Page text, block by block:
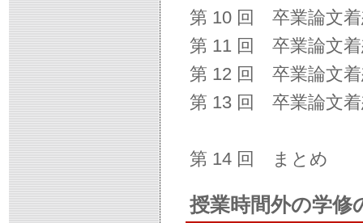
第 10 回 卒業論文
第 11 回 卒業論文
第 12 回 卒業論文
第 13 回 卒業論文
第 14 回 まとめ
授業時間外の学修